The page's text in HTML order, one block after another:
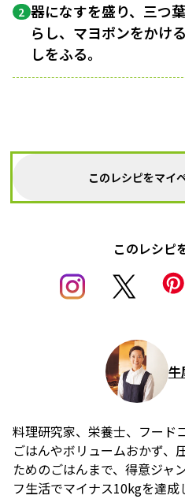
2 器になすを盛り、三つ
らし、マヨポンをかけ
しをふる。
このレシピをマイ
このレシピ
牛
料理研究家、栄養士、フード
ごはんやボリュームおかず、
ためのごはんまで、得意ジャ
フ生活でマイナス10kgを達成